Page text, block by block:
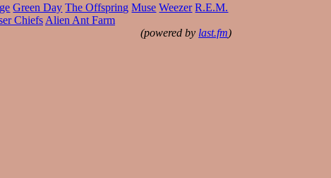
Green Day The Offspring Muse Weezer R.E.M.
Chiefs Alien Ant Farm
(powered by last.fm)